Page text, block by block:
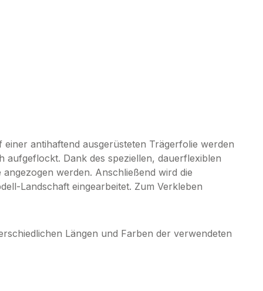
antihaftend ausgerüsteten Trägerfolie werden
aufgeflockt. Dank des speziellen, dauerflexiblen
werden. Anschließend wird die
Landschaft eingearbeitet. Zum Verkleben
Längen und Farben der verwendeten